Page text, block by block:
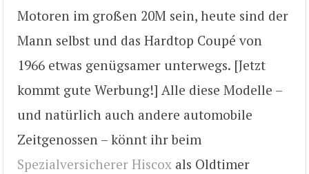
Motoren im großen 20M sein, heute sind der
Mann selbst und das Hardtop Coupé von
1966 etwas genügsamer unterwegs. [Jetzt
kommt gute Werbung!] Alle diese Modelle –
und natürlich auch andere automobile
Zeitgenossen – könnt ihr beim
Spezialversicherer Hiscox als Oldtimer